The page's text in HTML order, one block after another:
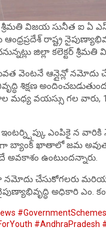
విజయ సునీత ఐ ఏ
రాష్ట్ర
జిల్లా కలెక్టర్
వెంటనే ఆన్లైన్లో
శిక్షణ
మధ్య వయస్సు గల వారు,
ఎంపికై న వారికి
బ్యాంక్ ఖాతాలో జమ
అవకాశం ఉంటుందన్నారు.
నమోదు చేసుకోగలరు
నైపుణ్యాభివృద్ధి అధికారి
#GovernmentSchemes
#AndhraPradesh